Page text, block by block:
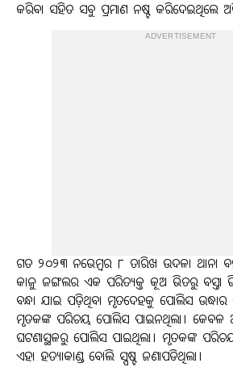
କରିବା ସହିତ ସବୁ ପ୍ରମାଣ ନଷ୍ଟ କରିଦେଇଥିଲେ
ADVERTISEMENT
ଗତ ୨୦୨୩ ନଭେମ୍ବର ୮ ତାରିଖ ଉଦଳା ଥାନା
କାଜୁ ଜଙ୍ଗଲର ଏକ ପରିତ୍ୟକ୍ତ କୂଅ ଭିତରୁ ବସ୍ତା
ବନ୍ଧା ଯାଇ ପଡ଼ିଥିବା ମୃତଦେହକୁ ପୋଲିସ
ମୃତକଙ୍କ ପରିଚୟ ପୋଲିସ ପାଇନଥିଲା। କେବଳ
ଘଟଣାସ୍ଥଳରୁ ପୋଲିସ ପାଇଥିଲା। ମୃତକଙ୍କ
ଏହା ହତ୍ୟାକାଣ୍ଡ ବୋଲି ସ୍ପଷ୍ଟ ଜଣାପଡିଥିଲା।